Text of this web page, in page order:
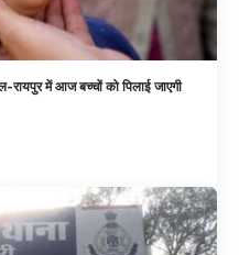
रायपुर में आज बच्चों को पिलाई जाएगी